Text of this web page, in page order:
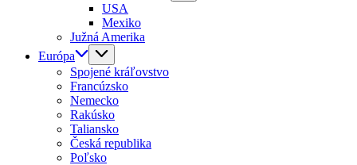
USA
Mexiko
Južná Amerika
Európa
Spojené kráľovstvo
Francúzsko
Nemecko
Rakúsko
Taliansko
Česká republika
Poľsko